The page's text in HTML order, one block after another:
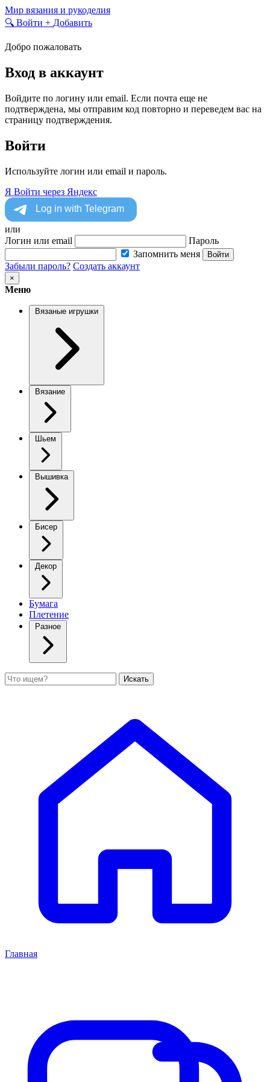
Skip
to
Мир вязания и рукоделия
🔍 Войти + Добавить
Добро пожаловать
Вход в аккаунт
Войдите по логину или email. Если почта еще не
подтверждена, мы отправим код повторно и переведем вас на
страницу подтверждения.
Войти
Используйте логин или email и пароль.
Я Войти через Яндекс
или
Логин или email
Пароль
Запомнить меня
Войти
Забыли пароль? Создать аккаунт
×
Меню
Вязаные игрушки
Вязание
Шьем
Вышивка
Бисер
Декор
Бумага
Плетение
Разное
Поиск Искать
Главная